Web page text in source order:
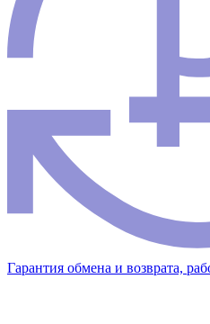
Гарантия обмена и возврата,